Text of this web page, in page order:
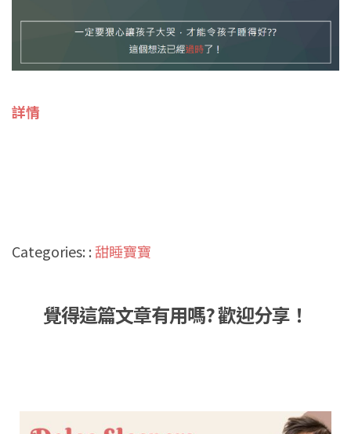
詳情
Categories: :甜睡寶寶
覺得這篇文章有用嗎? 歡迎分享！